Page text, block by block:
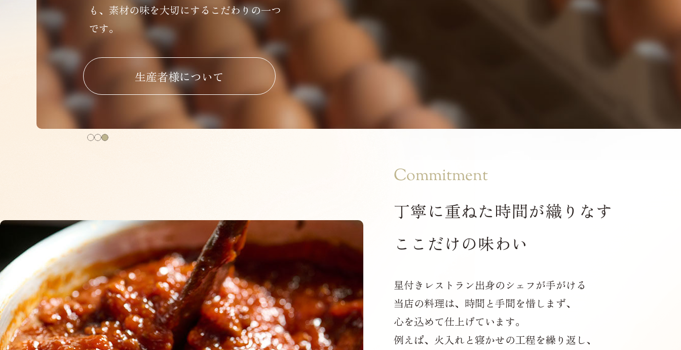
も、素材の味を大切にするこだわりの一つ
です。
生産者様について
Commitment
丁寧に重ねた時間が織りなす
ここだけの味わい
星付きレストラン出身のシェフが手がける
当店の料理は、時間と手間を惜しまず、
心を込めて仕上げています。
例えば、火入れと寝かせの工程を繰り返し、